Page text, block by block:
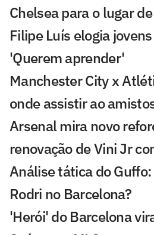
Chelsea para o lugar
Filipe Luís elogia
'Querem aprender'
Manchester City x
onde assistir ao
Arsenal mira novo
renovação de Vini Jr
Análise tática do
Rodri no Barcelona?
'Herói' do Barcelona